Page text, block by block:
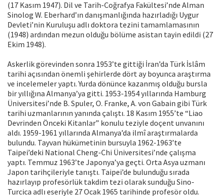
(17 Kasım 1947). Dil ve Tarih-Coğrafya Fakültesi’nde Alman
Sinolog W. Eberhard’ın danışmanlığında hazırladığı Uygur
Devleti’nin Kuruluşu adlı doktora tezini tamamlamasının
(1948) ardından mezun olduğu bölüme asistan tayin edildi (27
Ekim 1948).
Askerlik görevinden sonra 1953’te gittiği İran’da Türk İslâm
tarihi açısından önemli şehirlerde dört ay boyunca araştırma
ve incelemeler yaptı. Yurda dönünce kazanmış olduğu bursla
bir yıllığına Almanya’ya gitti. 1953-1954 yıllarında Hamburg
Üniversitesi’nde B. Spuler, O. Franke, A. von Gabain gibi Türk
tarihi uzmanlarının yanında çalıştı. 18 Kasım 1955’te “Liao
Devrinden Önceki Kitanlar” konulu teziyle doçent unvanını
aldı. 1959-1961 yıllarında Almanya’da ilmî araştırmalarda
bulundu. Tayvan hükümetinin bursuyla 1962-1963’te
Taipei’deki National Cheng-Chi Üniversitesi’nde çalışma
yaptı. Temmuz 1963’te Japonya’ya geçti. Orta Asya uzmanı
Japon tarihçileriyle tanıştı. Taipei’de bulunduğu sırada
hazırlayıp profesörlük takdim tezi olarak sunduğu Sino-
Turcica adlı eseriyle 27 Ocak 1965 tarihinde profesör oldu.